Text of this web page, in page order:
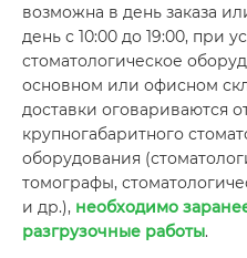
возможна в день заказа
день с 10:00 до 19:00, при
стоматологическое
основном или офисном
доставки оговариваются
крупногабаритного
оборудования
томографы,
и др.), необходимо
разгрузочные работы.